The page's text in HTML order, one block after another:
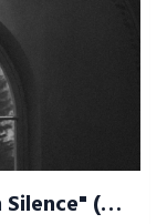
"The Boy Who Held Storms in Silence" (Fiction)